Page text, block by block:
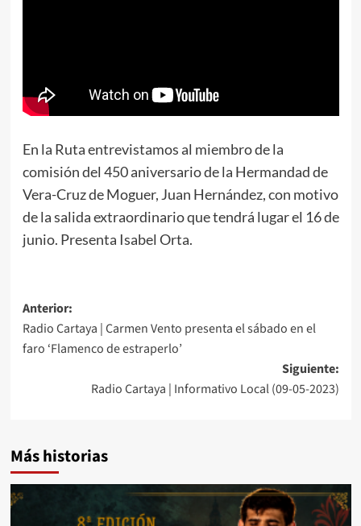
En la Ruta entrevistamos al miembro de la
comisión del 450 aniversario de la Hermandad de
Vera-Cruz de Moguer, Juan Hernández, con motivo
de la salida extraordinario que tendrá lugar el 16 de
junio. Presenta Isabel Orta.
Anterior:
Radio Cartaya | Carmen Vento presenta el sábado en el
faro ‘Flamenco de estraperlo’
Siguiente:
Radio Cartaya | Informativo Local (09-05-2023)
Más historias